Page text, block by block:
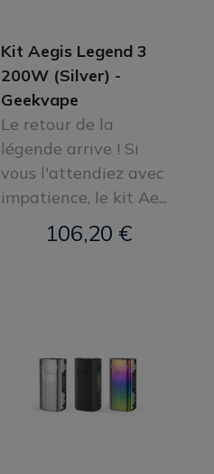
Kit Aegis Legend 3
200W (Silver) -
Geekvape
Le retour de la
légende arrive ! Si
vous l'attendiez avec
impatience, le kit Ae...
106,20 €